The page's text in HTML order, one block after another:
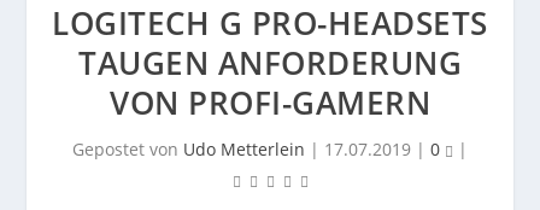
LOGITECH G PRO-HEADSETS
TAUGEN ANFORDERUNG
VON PROFI-GAMERN
Gepostet von Udo Metterlein | 17.07.2019 | 0 |